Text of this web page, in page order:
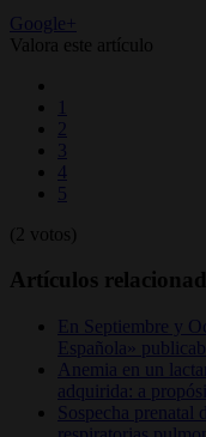
Google+
Valora este artículo
1
2
3
4
5
(2 votos)
Artículos
En Septiembre y
Española»
Anemia en un
adquirida: a
Sospecha prenatal